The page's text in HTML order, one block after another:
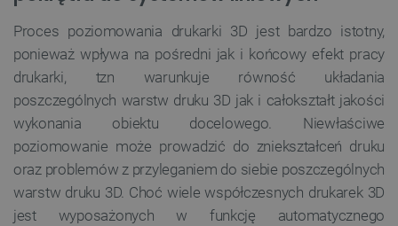
Proces poziomowania drukarki 3D jest bardzo istotny,
ponieważ wpływa na pośredni jak i końcowy efekt pracy
drukarki, tzn warunkuje równość układania
poszczególnych warstw druku 3D jak i całokształt jakości
wykonania obiektu docelowego. Niewłaściwe
poziomowanie może prowadzić do zniekształceń druku
oraz problemów z przyleganiem do siebie poszczególnych
warstw druku 3D. Choć wiele współczesnych drukarek 3D
jest wyposażonych w funkcję automatycznego